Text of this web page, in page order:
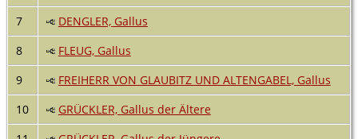
7
DENGLER, Gallus
8
FLEUG, Gallus
9
FREIHERR VON GLAUBITZ UND ALTENGABEL, Gallus
10
GRÜCKLER, Gallus der Ältere